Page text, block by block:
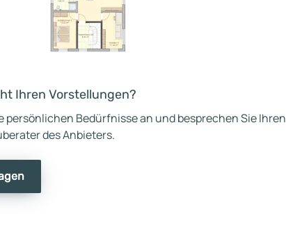
Ihren Vorstellungen?
persönlichen Bedürfnisse an und besprechen Sie Ihren
des Anbieters.